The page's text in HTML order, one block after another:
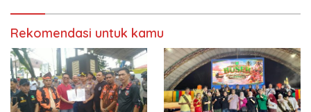
Rekomendasi untuk kamu